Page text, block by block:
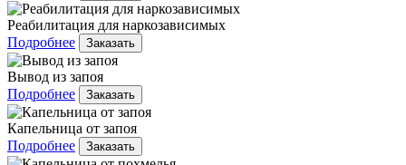
Реабилитация для наркозависимых
Подробнее
Заказать
Вывод из запоя
Подробнее
Заказать
Капельница от запоя
Подробнее
Заказать